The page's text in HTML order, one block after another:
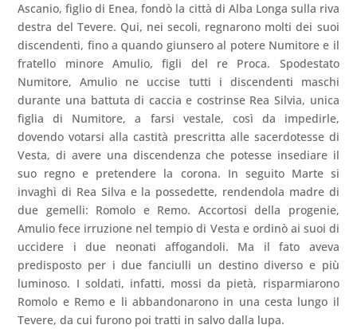
Ascanio, figlio di Enea, fondò la città di Alba Longa sulla riva
destra del Tevere. Qui, nei secoli, regnarono molti dei suoi
discendenti, fino a quando giunsero al potere Numitore e il
fratello minore Amulio, figli del re Proca. Spodestato
Numitore, Amulio ne uccise tutti i discendenti maschi
durante una battuta di caccia e costrinse Rea Silvia, unica
figlia di Numitore, a farsi vestale, così da impedirle,
dovendo votarsi alla castità prescritta alle sacerdotesse di
Vesta, di avere una discendenza che potesse insediare il
suo regno e pretendere la corona. In seguito Marte si
invaghì di Rea Silva e la possedette, rendendola madre di
due gemelli: Romolo e Remo. Accortosi della progenie,
Amulio fece irruzione nel tempio di Vesta e ordinò ai suoi di
uccidere i due neonati affogandoli. Ma il fato aveva
predisposto per i due fanciulli un destino diverso e più
luminoso. I soldati, infatti, mossi da pietà, risparmiarono
Romolo e Remo e li abbandonarono in una cesta lungo il
Tevere, da cui furono poi tratti in salvo dalla lupa.